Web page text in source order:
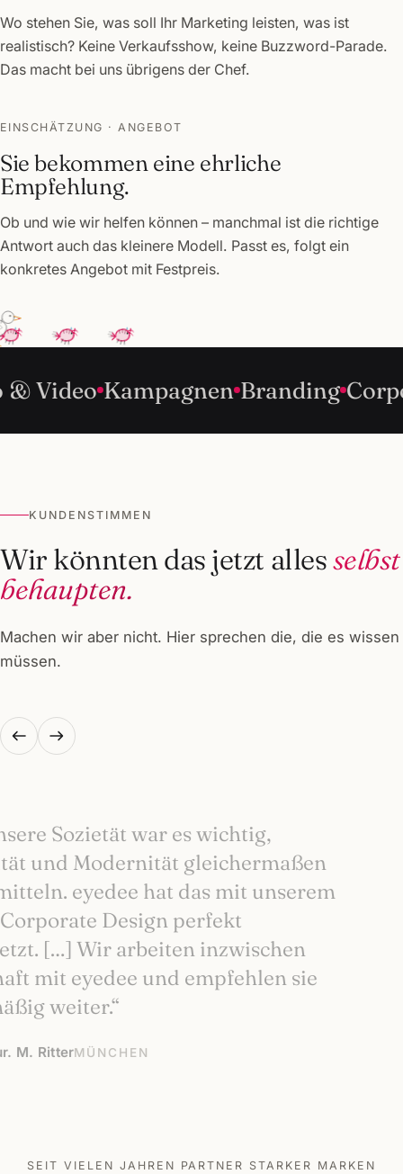
Wo stehen Sie, was soll Ihr Marketing leisten, was ist
realistisch? Keine Verkaufsshow, keine Buzzword-Parade.
Das macht bei uns übrigens der Chef.
EINSCHÄTZUNG · ANGEBOT
Sie bekommen eine ehrliche
Empfehlung.
Ob und wie wir helfen können – manchmal ist die richtige
Antwort auch das kleinere Modell. Passt es, folgt ein
konkretes Angebot mit Festpreis.
Foto & Video Kampagnen Branding
KUNDENSTIMMEN
Wir könnten das jetzt allesselbst
behaupten.
Machen wir aber nicht. Hier sprechen die, die es wissen
müssen.
Sozietät war es wichtig,
und Modernität gleichermaßen
eyedee hat das mit unserem
Design perfekt
[…] Wir arbeiten inzwischen
mit eyedee und empfehlen sie
weiter.“
M. RitterMÜNCHEN
SEIT VIELEN JAHREN PARTNER STARKER MARKEN